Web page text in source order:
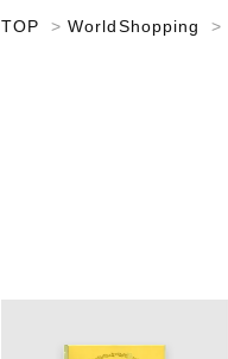
TOP > WorldShopping >